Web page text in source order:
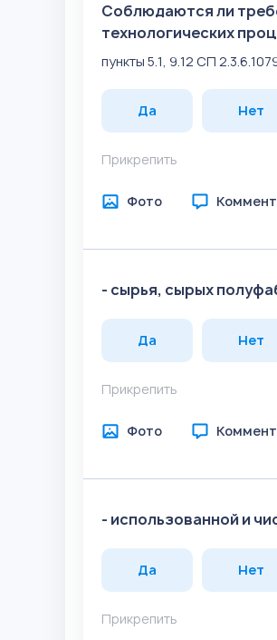
Соблюдаются ли
технологических
пункты 5.1, 9.12 СП
Да Нет
Прикрепить
Фото
- сырья, сырых
Да Нет
Прикрепить
Фото
- использованной и
Да Нет
Прикрепить